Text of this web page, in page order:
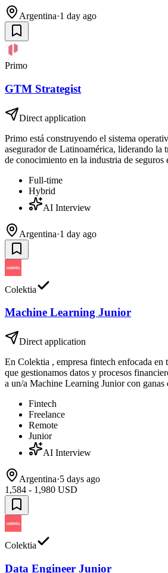
Argentina·1 day ago
Primo
GTM Strategist
Direct application
Primo está construyendo el sistema
asegurador de Latinoamérica, liderando la
de conocimiento en la industria de
Full-time
Hybrid
AI Interview
Argentina·1 day ago
Colektia
Machine Learning Junior
Direct application
En Colektia , empresa fintech enfocada en
que gestionamos datos y procesos
a un/a Machine Learning Junior con ganas
Fintech
Freelance
Remote
Junior
AI Interview
Argentina·5 days ago
1,584 - 1,980 USD
Colektia
Data Engineer Junior